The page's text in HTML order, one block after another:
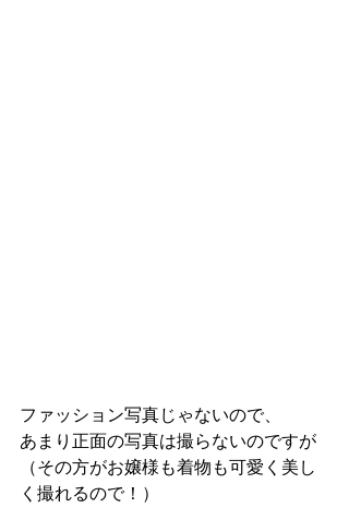
ファッション写真じゃないので、
あまり正面の写真は撮らないのですが
（その方がお嬢様も着物も可愛く美し
く撮れるので！）